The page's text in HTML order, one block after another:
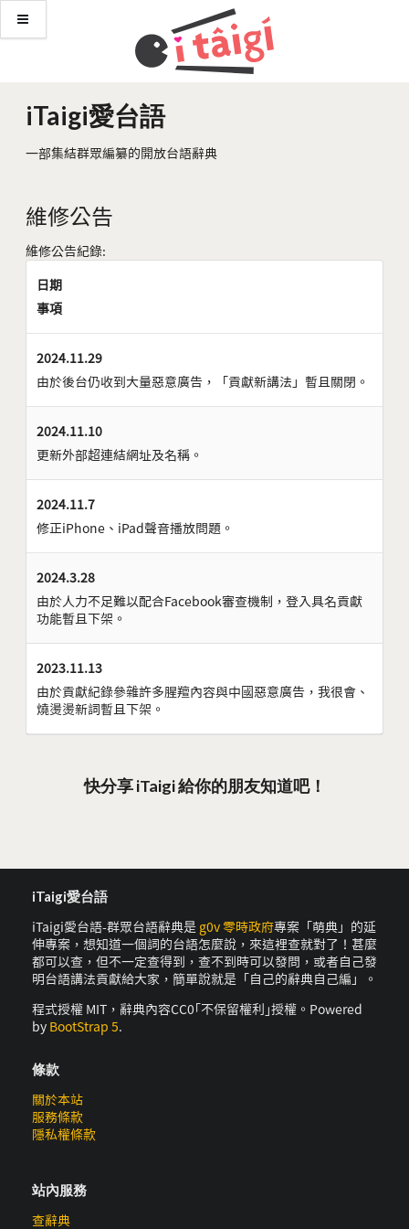
iTaigi愛台語
一部集結群眾編纂的開放台語辭典
維修公告
維修公告紀錄:
日期
事項
2024.11.29
由於後台仍收到大量惡意廣告，「貢獻新講法」暫且關閉。
2024.11.10
更新外部超連結網址及名稱。
2024.11.7
修正iPhone、iPad聲音播放問題。
2024.3.28
由於人力不足難以配合Facebook審查機制，登入具名貢獻
功能暫且下架。
2023.11.13
由於貢獻紀錄參雜許多腥羶內容與中國惡意廣告，我很會、
燒燙燙新詞暫且下架。
快分享 iTaigi 給你的朋友知道吧！
iTaigi愛台語
iTaigi愛台語-群眾台語辭典是 g0v 零時政府專案「萌典」的延
伸專案，想知道一個詞的台語怎麼說，來這裡查就對了！甚麼
都可以查，但不一定查得到，查不到時可以發問，或者自己發
明台語講法貢獻給大家，簡單說就是「自己的辭典自己編」。
程式授權 MIT，辭典內容CC0｢不保留權利｣授權。Powered
by BootStrap 5.
條款
關於本站
服務條款
隱私權條款
站內服務
查辭典